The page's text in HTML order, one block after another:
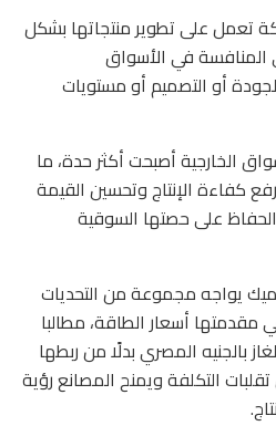
تعمل على تطوير منتجاتها بشكل
في الأسواق
أو التصميم أو مستويات
الخارجية أصبحت أكثر حدة، ما
كفاءة الإنتاج وتحسين القيمة
الحفاظ على حصتها السوقية
يواجه مجموعة من التحديات
مقدمتها أسعار الطاقة، مطالبا
بالجنيه المصري بدلًا من ربطها
تقلبات التكلفة ويمنح المصانع رؤية